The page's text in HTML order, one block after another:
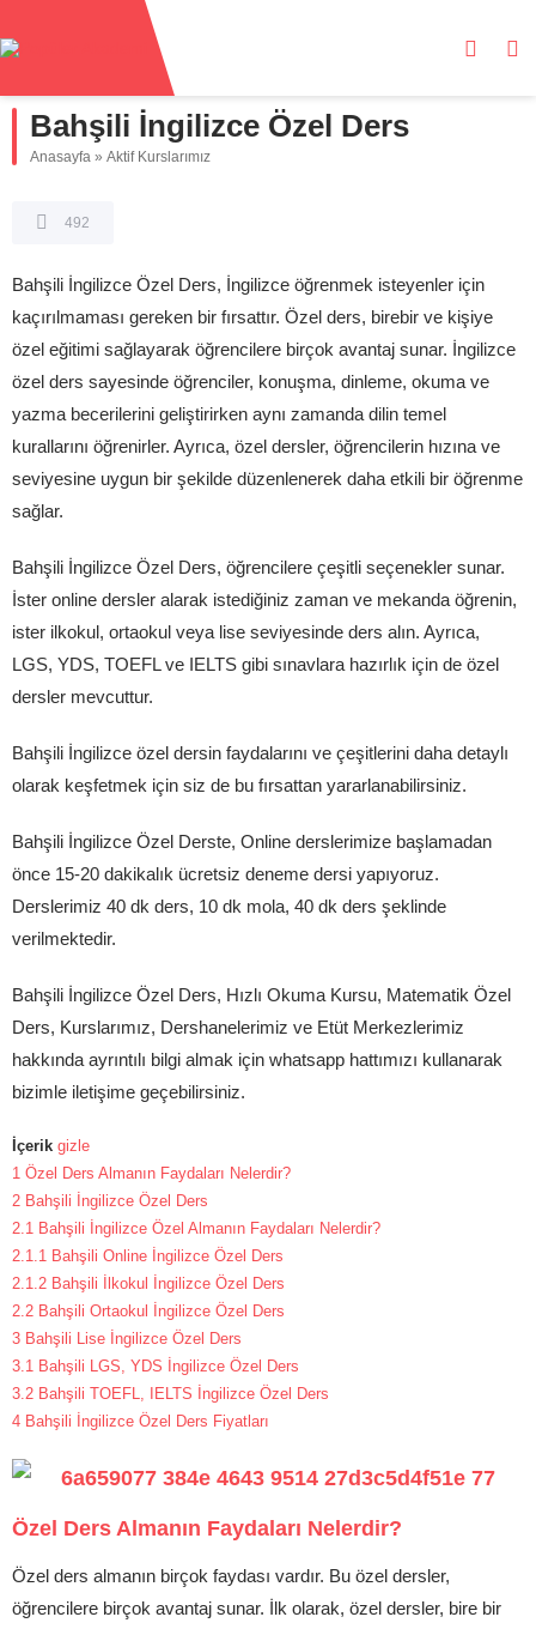
Bahşili İngilizce Özel Ders
Anasayfa » Aktif Kurslarımız
492
Bahşili İngilizce Özel Ders, İngilizce öğrenmek isteyenler için
kaçırılmaması gereken bir fırsattır. Özel ders, birebir ve kişiye
özel eğitimi sağlayarak öğrencilere birçok avantaj sunar. İngilizce
özel ders sayesinde öğrenciler, konuşma, dinleme, okuma ve
yazma becerilerini geliştirirken aynı zamanda dilin temel
kurallarını öğrenirler. Ayrıca, özel dersler, öğrencilerin hızına ve
seviyesine uygun bir şekilde düzenlenerek daha etkili bir öğrenme
sağlar.
Bahşili İngilizce Özel Ders, öğrencilere çeşitli seçenekler sunar.
İster online dersler alarak istediğiniz zaman ve mekanda öğrenin,
ister ilkokul, ortaokul veya lise seviyesinde ders alın. Ayrıca,
LGS, YDS, TOEFL ve IELTS gibi sınavlara hazırlık için de özel
dersler mevcuttur.
Bahşili İngilizce özel dersin faydalarını ve çeşitlerini daha detaylı
olarak keşfetmek için siz de bu fırsattan yararlanabilirsiniz.
Bahşili İngilizce Özel Derste, Online derslerimize başlamadan
önce 15-20 dakikalık ücretsiz deneme dersi yapıyoruz.
Derslerimiz 40 dk ders, 10 dk mola, 40 dk ders şeklinde
verilmektedir.
Bahşili İngilizce Özel Ders, Hızlı Okuma Kursu, Matematik Özel
Ders, Kurslarımız, Dershanelerimiz ve Etüt Merkezlerimiz
hakkında ayrıntılı bilgi almak için whatsapp hattımızı kullanarak
bizimle iletişime geçebilirsiniz.
İçerik gizle
1 Özel Ders Almanın Faydaları Nelerdir?
2 Bahşili İngilizce Özel Ders
2.1 Bahşili İngilizce Özel Almanın Faydaları Nelerdir?
2.1.1 Bahşili Online İngilizce Özel Ders
2.1.2 Bahşili İlkokul İngilizce Özel Ders
2.2 Bahşili Ortaokul İngilizce Özel Ders
3 Bahşili Lise İngilizce Özel Ders
3.1 Bahşili LGS, YDS İngilizce Özel Ders
3.2 Bahşili TOEFL, IELTS İngilizce Özel Ders
4 Bahşili İngilizce Özel Ders Fiyatları
Özel Ders Almanın Faydaları Nelerdir?
Özel ders almanın birçok faydası vardır. Bu özel dersler,
öğrencilere birçok avantaj sunar. İlk olarak, özel dersler, bire bir